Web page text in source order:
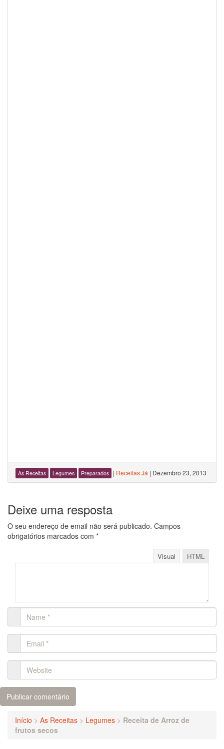
As Receitas Legumes Preparados | Receitas Já | Dezembro 23, 2013
Deixe uma resposta
O seu endereço de email não será publicado. Campos
obrigatórios marcados com *
Visual HTML
Início > As Receitas > Legumes > Receita de Arroz de
frutos secos